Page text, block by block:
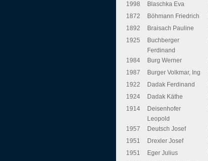
1998
Blaschka Eva
1872
Böhmann Friedrich
1892
Braisach Pauline
1925
Buchberger
Ferdinand
1984 Burg Werner
1987
Burger Volkmar, Ing
1922
Dadak Ferdinand
1924
Dadak Käthe
1914
Deisenhofer
Leopold
1957 Deutsch Josef
1951
Drexler Josef
1951
Eger Julius